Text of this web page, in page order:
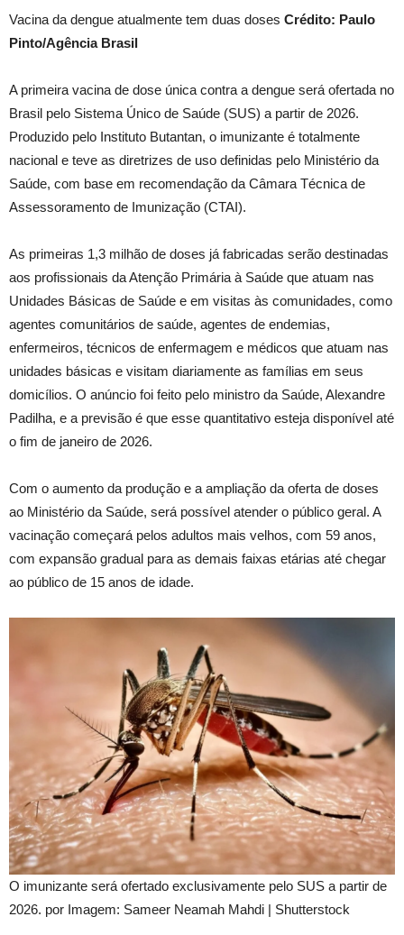
Vacina da dengue atualmente tem duas doses Crédito: Paulo
Pinto/Agência Brasil
A primeira vacina de dose única contra a dengue será ofertada no
Brasil pelo Sistema Único de Saúde (SUS) a partir de 2026.
Produzido pelo Instituto Butantan, o imunizante é totalmente
nacional e teve as diretrizes de uso definidas pelo Ministério da
Saúde, com base em recomendação da Câmara Técnica de
Assessoramento de Imunização (CTAI).
As primeiras 1,3 milhão de doses já fabricadas serão destinadas
aos profissionais da Atenção Primária à Saúde que atuam nas
Unidades Básicas de Saúde e em visitas às comunidades, como
agentes comunitários de saúde, agentes de endemias,
enfermeiros, técnicos de enfermagem e médicos que atuam nas
unidades básicas e visitam diariamente as famílias em seus
domicílios. O anúncio foi feito pelo ministro da Saúde, Alexandre
Padilha, e a previsão é que esse quantitativo esteja disponível até
o fim de janeiro de 2026.
Com o aumento da produção e a ampliação da oferta de doses
ao Ministério da Saúde, será possível atender o público geral. A
vacinação começará pelos adultos mais velhos, com 59 anos,
com expansão gradual para as demais faixas etárias até chegar
ao público de 15 anos de idade.
O imunizante será ofertado exclusivamente pelo SUS a partir de
2026. por Imagem: Sameer Neamah Mahdi | Shutterstock